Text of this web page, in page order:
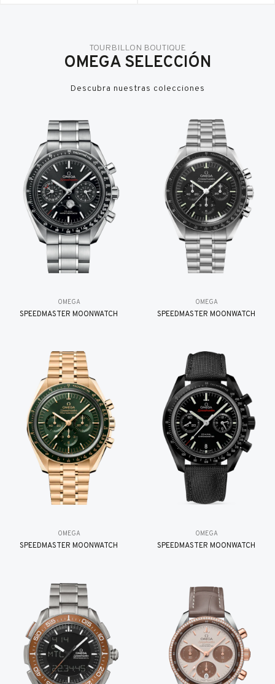
TOURBILLON BOUTIQUE
OMEGA SELECCIÓN
Descubra nuestras colecciones
OMEGA
SPEEDMASTER MOONWATCH
OMEGA
SPEEDMASTER MOONWATCH
OMEGA
SPEEDMASTER MOONWATCH
OMEGA
SPEEDMASTER MOONWATCH